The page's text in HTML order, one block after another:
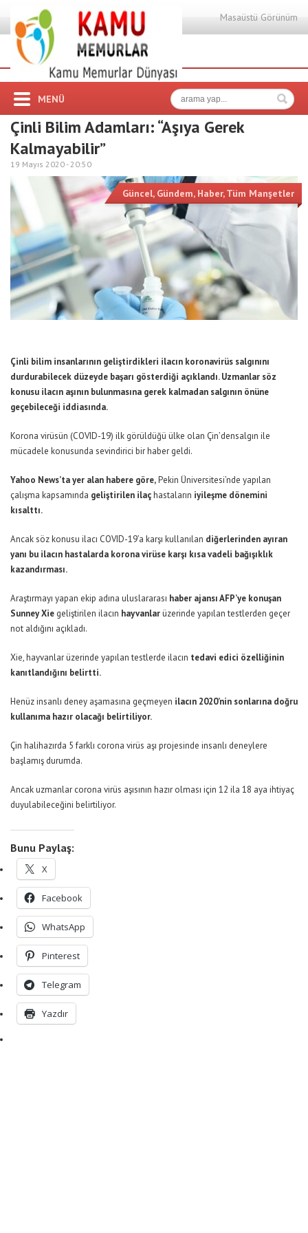
Masaüstü Görünüm
MENÜ
Çinli Bilim Adamları: “Aşıya Gerek
Kalmayabilir”
19 Mayıs 2020 -20:50
Güncel, Gündem, Haber,Tüm Manşetler
Çinli bilim insanlarının geliştirdikleri ilacın koronavirüs salgınını
durdurabilecek düzeyde başarı gösterdiği açıklandı. Uzmanlar söz
konusu ilacın aşının bulunmasına gerek kalmadan salgının önüne
geçebileceği iddiasında.
Korona virüsün (COVID-19) ilk görüldüğü ülke olan Çin’densalgın ile
mücadele konusunda sevindirici bir haber geldi.
Yahoo News’ta yer alan habere göre,Pekin Üniversitesi’nde yapılan
çalışma kapsamında geliştirilen ilaçhastaların iyileşme dönemini
kısalttı.
Ancak söz konusu ilacı COVID-19’a karşı kullanılan diğerlerinden ayıran
yanı bu ilacın hastalarda korona virüse karşı kısa vadeli bağışıklık
kazandırması.
Araştırmayı yapan ekip adına uluslararası haber ajansı AFP’ye konuşan
Sunney Xie geliştirilen ilacın hayvanlarüzerinde yapılan testlerden geçer
not aldığını açıkladı.
Xie, hayvanlar üzerinde yapılan testlerde ilacın tedavi edici özelliğinin
kanıtlandığını belirtti.
Henüz insanlı deney aşamasına geçmeyen ilacın 2020’nin sonlarına doğru
kullanıma hazır olacağı belirtiliyor.
Çin halihazırda 5 farklı corona virüs aşı projesinde insanlı deneylere
başlamış durumda.
Ancak uzmanlar corona virüs aşısının hazır olması için 12 ila 18 aya ihtiyaç
duyulabileceğini belirtiliyor.
Bunu Paylaş:
X
Facebook
WhatsApp
Pinterest
Telegram
Yazdır